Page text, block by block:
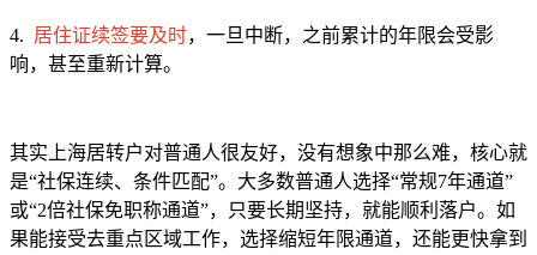
4. 居住证续签要及时，一旦中断，之前累计的年限会受影
响，甚至重新计算。
其实上海居转户对普通人很友好，没有想象中那么难，核心就
是“社保连续、条件匹配”。大多数普通人选择“常规7年通道”
或“2倍社保免职称通道”，只要长期坚持，就能顺利落户。如
果能接受去重点区域工作，选择缩短年限通道，还能更快拿到